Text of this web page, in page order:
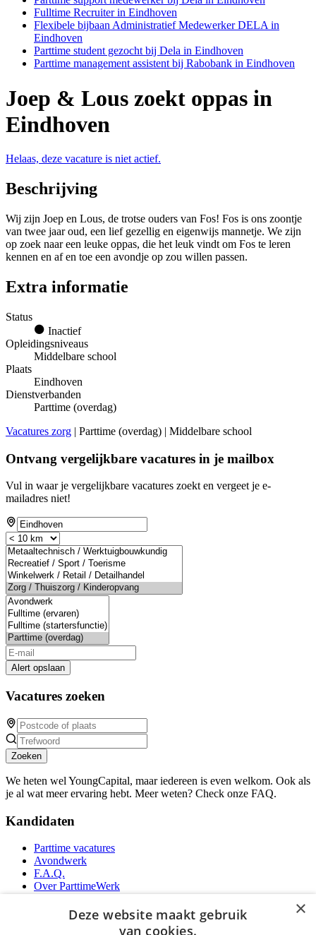
Fulltime Recruiter in Eindhoven
Flexibele bijbaan Administratief Medewerker DELA in
Eindhoven
Parttime student gezocht bij Dela in Eindhoven
Parttime management assistent bij Rabobank in Eindhoven
Joep & Lous zoekt oppas in
Eindhoven
Helaas, deze vacature is niet actief.
Beschrijving
Wij zijn Joep en Lous, de trotse ouders van Fos! Fos is ons zoontje
van twee jaar oud, een lief gezellig en eigenwijs mannetje. We zijn
op zoek naar een leuke oppas, die het leuk vindt om Fos te leren
kennen en af en toe een avondje op zou willen passen.
Extra informatie
Status
Inactief
Opleidingsniveaus
Middelbare school
Plaats
Eindhoven
Dienstverbanden
Parttime (overdag)
Vacatures zorg | Parttime (overdag) | Middelbare school
Ontvang vergelijkbare vacatures in je mailbox
Vul in waar je vergelijkbare vacatures zoekt en vergeet je e-
mailadres niet!
Alert opslaan
Vacatures zoeken
Zoeken
We heten wel YoungCapital, maar iedereen is even welkom. Ook als
je al wat meer ervaring hebt. Meer weten? Check onze FAQ.
Kandidaten
Parttime vacatures
Avondwerk
F.A.Q.
Over ParttimeWerk
YoungCapital Android App
×
Deze website maakt gebruik
van cookies.